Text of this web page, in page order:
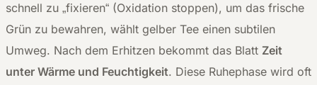
schnell zu „fixieren“ (Oxidation stoppen), um das frische
Grün zu bewahren, wählt gelber Tee einen subtilen
Umweg. Nach dem Erhitzen bekommt das Blatt Zeit
unter Wärme und Feuchtigkeit. Diese Ruhephase wird oft